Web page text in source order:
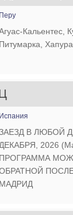
Перу
Кальентес,
Питумарка, Хапура
Испания
В ЛЮБОЙ
ДЕКАБРЯ, 2026
ПРОГРАММА
МАДРИД